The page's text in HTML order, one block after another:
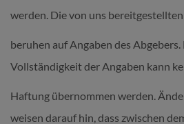
werden. Die von uns
beruhen auf Angaben des
Vollständigkeit der Angaben kann
Haftung übernommen werden.
weisen darauf hin, dass zwischen